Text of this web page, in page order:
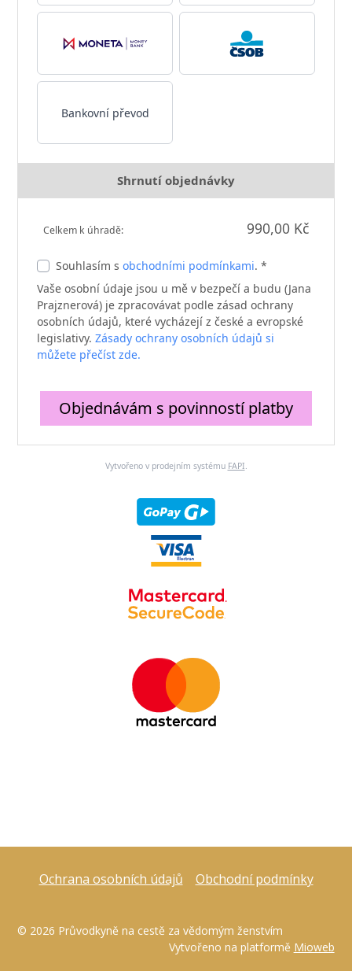
Bankovní převod
Shrnutí objednávky
Celkem k úhradě: 990,00 Kč
Souhlasím sobchodními podmínkami. *
Vaše osobní údaje jsou u mě v bezpečí a budu (Jana
Prajznerová) je zpracovávat podle zásad ochrany
osobních údajů, které vycházejí z české a evropské
legislativy.Zásady ochrany osobních údajů si
můžete přečíst zde.
Objednávám s povinností platby
Vytvořeno v prodejním systému FAPI.
Ochrana osobních údajů Obchodní podmínky
© 2026 Průvodkyně na cestě za vědomým ženstvím
Vytvořeno na platformě Mioweb